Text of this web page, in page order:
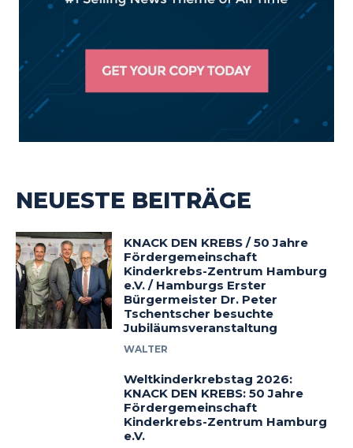
NEUESTE BEITRÄGE
KNACK DEN KREBS / 50 Jahre
Fördergemeinschaft
Kinderkrebs-Zentrum Hamburg
e.V. / Hamburgs Erster
Bürgermeister Dr. Peter
Tschentscher besuchte
Jubiläumsveranstaltung
WALTER
Weltkinderkrebstag 2026:
KNACK DEN KREBS: 50 Jahre
Fördergemeinschaft
Kinderkrebs-Zentrum Hamburg
e.V.